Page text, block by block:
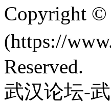
Copyright ©
(https://
Reserved.
武汉论坛-